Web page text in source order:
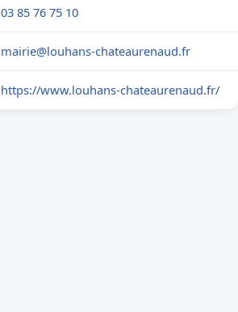
03 85 76 75 10
mairie@louhans-chateaurenaud.fr
https://www.louhans-chateaurenaud.fr/